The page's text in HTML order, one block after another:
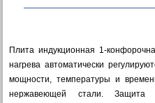
Плита индукционная 1-
нагрева автоматически
мощности, температуры и
нержавеющей стали. Защита